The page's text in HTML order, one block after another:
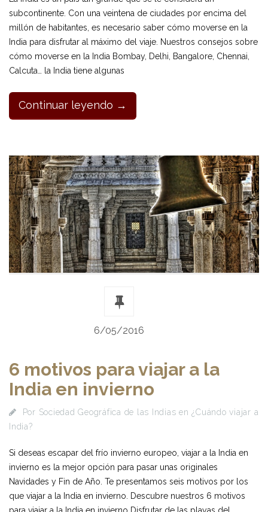
subcontinente. Con una veintena de ciudades por encima del
millón de habitantes, es necesario saber cómo moverse en la
India para disfrutar al máximo del viaje. Nuestros consejos sobre
cómo moverse en la India Bombay, Delhi, Bangalore, Chennai,
Calcuta… la India tiene algunas
Continuar leyendo →
6/05/2016
6 motivos para viajar a la
India en invierno
Por Sociedad Geográfica de las Indias en¿Cuándo viajar a
India?
Si deseas escapar del frío invierno europeo, viajar a la India en
invierno es la mejor opción para pasar unas originales
Navidades y Fin de Año. Te presentamos seis motivos por los
que viajar a la India en invierno. Descubre nuestros 6 motivos
para viajar a la India en invierno Disfrutar de las playas del